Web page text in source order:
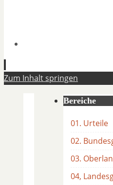
Zum Inhalt springen
Bereiche
01. Urteile
02.
03.
04,